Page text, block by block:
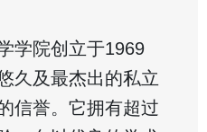
院创立于1969
久及最杰出的私立
信誉。它拥有超过